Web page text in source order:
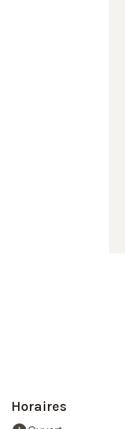
Horaires